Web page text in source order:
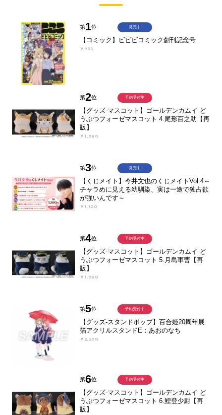
第1位
【コミック】ビビビコミック創刊記念号
￥935
発売中
第2位
【グッズ-マスコット】ゴールデンカムイ ど
うぶつフォーゼマスコット 4.尾形百之助【再
販】
￥1,980
予約受付中
第3位
【くじメイト】今井文也のくじメイトVol.4～
チャラめに見える幼馴染、実は一途で独占欲
が強いんです～
￥1,100
発売中
第4位
【グッズ-マスコット】ゴールデンカムイ ど
うぶつフォーゼマスコット 5.月島軍曹【再
販】
￥1,980
予約受付中
第5位
【グッズ-スタンドポップ】百合姫20周年展
箔アクリルスタンドE：あおのなち
￥2,200
予約受付中
第6位
【グッズ-マスコット】ゴールデンカムイ ど
うぶつフォーゼマスコット 6.鯉登少尉【再
販】
予約受付中